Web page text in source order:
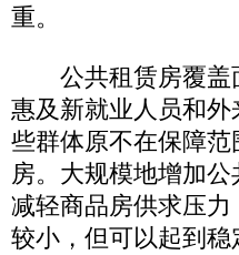
重。
公共租赁房覆盖
惠及新就业人员和
些群体原不在保障
房。大规模地增加
减轻商品房供求压
较小，但可以起到